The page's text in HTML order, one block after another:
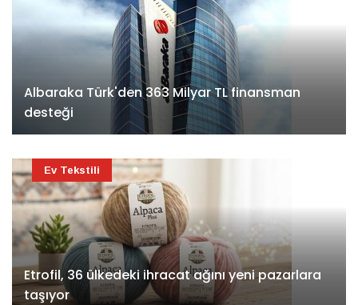
Albaraka Türk'den 363 Milyar TL finansman
desteği
Etrofil, 36 ülkedeki ihracat ağını yeni pazarlara
taşıyor
Ev Tekstili